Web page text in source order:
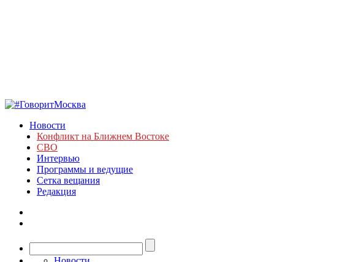
Новости
Конфликт на Ближнем Востоке
СВО
Интервью
Программы и ведущие
Сетка вещания
Редакция